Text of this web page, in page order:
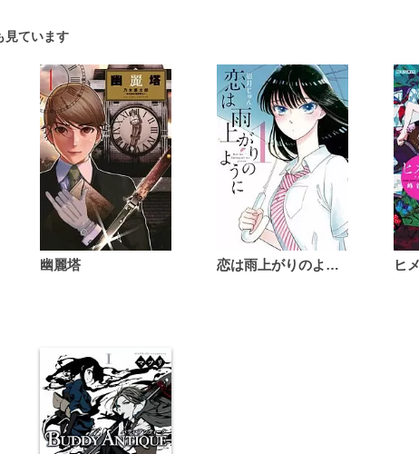
見ています
幽麗塔 恋は雨上がりのように